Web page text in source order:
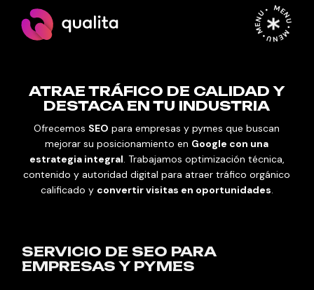
MENU • MENU • MENU •
ATRAE TRÁFICO DE CALIDAD Y
DESTACA EN TU INDUSTRIA
Ofrecemos SEO para empresas y pymes que buscan
mejorar su posicionamiento en Google con una
estrategia integral. Trabajamos optimización técnica,
contenido y autoridad digital para atraer tráfico orgánico
calificado y convertir visitas en oportunidades.
SERVICIO DE SEO PARA
EMPRESAS Y PYMES